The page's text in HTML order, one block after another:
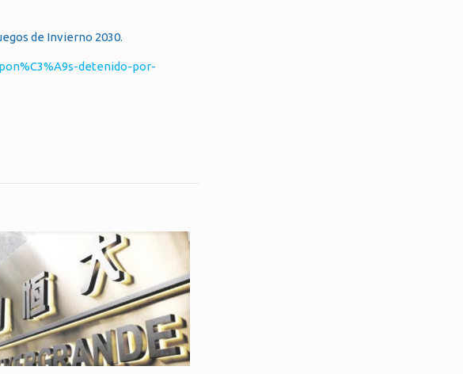
de Invierno 2030.
detenido-por-